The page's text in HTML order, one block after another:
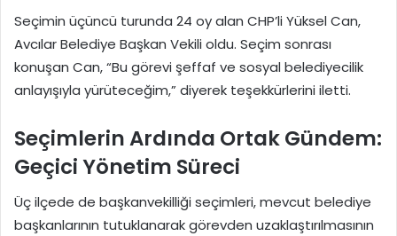
Seçimin üçüncü turunda 24 oy alan CHP’li Yüksel Can,
Avcılar Belediye Başkan Vekili oldu. Seçim sonrası
konuşan Can, “Bu görevi şeffaf ve sosyal belediyecilik
anlayışıyla yürüteceğim,” diyerek teşekkürlerini iletti.
Seçimlerin Ardında Ortak Gündem:
Geçici Yönetim Süreci
Üç ilçede de başkanvekilliği seçimleri, mevcut belediye
başkanlarının tutuklanarak görevden uzaklaştırılmasının